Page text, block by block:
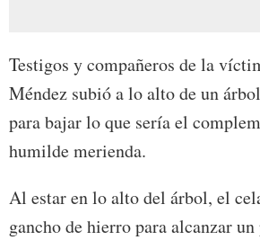
Testigos y compañeros de la
Méndez subió a lo alto de un
para bajar lo que sería el
humilde merienda.
Al estar en lo alto del árbol, el
gancho de hierro para alcanzar un